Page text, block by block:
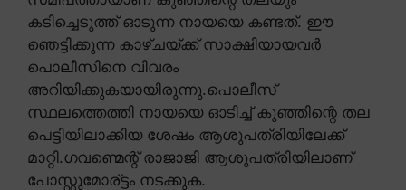
കടിച്ചെടുത്ത് ഓടുന്ന നായയെ കണ്ടത്. ഈ
ഞെട്ടിക്കുന്ന കാഴ്ചയ്ക്ക് സാക്ഷിയായവർ
പൊലീസിനെ വിവരം
അറിയിക്കുകയായിരുന്നു.പൊലീസ്
സ്ഥലത്തെത്തി നായയെ ഓടിച്ച് കുഞ്ഞിന്റെ തല
പെട്ടിയിലാക്കിയ ശേഷം ആശുപത്രിയിലേക്ക്
മാറ്റി.ഗവണ്മെന്റ് രാജാജി ആശുപത്രിയിലാണ്
പോസ്റ്റുമോര്ട്ടം നടക്കുക.